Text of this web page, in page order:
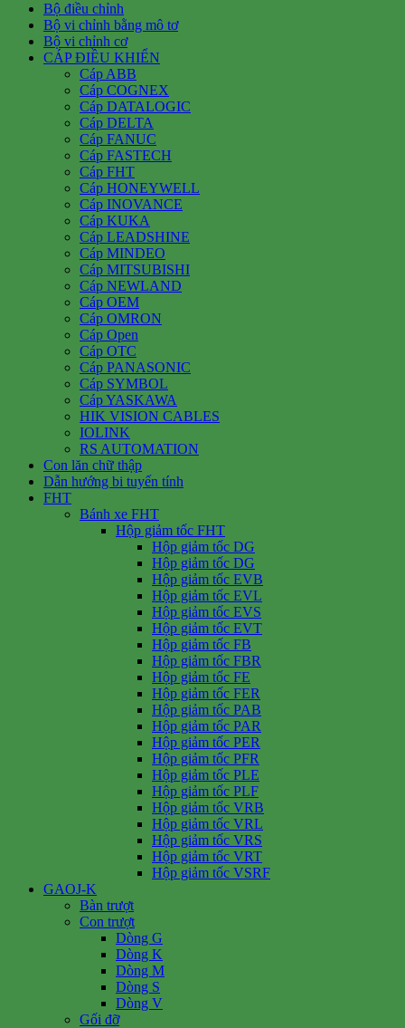
Bộ điều chỉnh
Bộ vi chỉnh bằng mô tơ
Bộ vi chỉnh cơ
CÁP ĐIỀU KHIỂN
Cáp ABB
Cáp COGNEX
Cáp DATALOGIC
Cáp DELTA
Cáp FANUC
Cáp FASTECH
Cáp FHT
Cáp HONEYWELL
Cáp INOVANCE
Cáp KUKA
Cáp LEADSHINE
Cáp MINDEO
Cáp MITSUBISHI
Cáp NEWLAND
Cáp OEM
Cáp OMRON
Cáp Open
Cáp OTC
Cáp PANASONIC
Cáp SYMBOL
Cáp YASKAWA
HIK VISION CABLES
IOLINK
RS AUTOMATION
Con lăn chữ thập
Dẫn hướng bi tuyến tính
FHT
Bánh xe FHT
Hộp giảm tốc FHT
Hộp giảm tốc DG
Hộp giảm tốc DG
Hộp giảm tốc EVB
Hộp giảm tốc EVL
Hộp giảm tốc EVS
Hộp giảm tốc EVT
Hộp giảm tốc FB
Hộp giảm tốc FBR
Hộp giảm tốc FE
Hộp giảm tốc FER
Hộp giảm tốc PAB
Hộp giảm tốc PAR
Hộp giảm tốc PER
Hộp giảm tốc PFR
Hộp giảm tốc PLE
Hộp giảm tốc PLF
Hộp giảm tốc VRB
Hộp giảm tốc VRL
Hộp giảm tốc VRS
Hộp giảm tốc VRT
Hộp giảm tốc VSRF
GAOJ-K
Bàn trượt
Con trượt
Dòng G
Dòng K
Dòng M
Dòng S
Dòng V
Gối đỡ